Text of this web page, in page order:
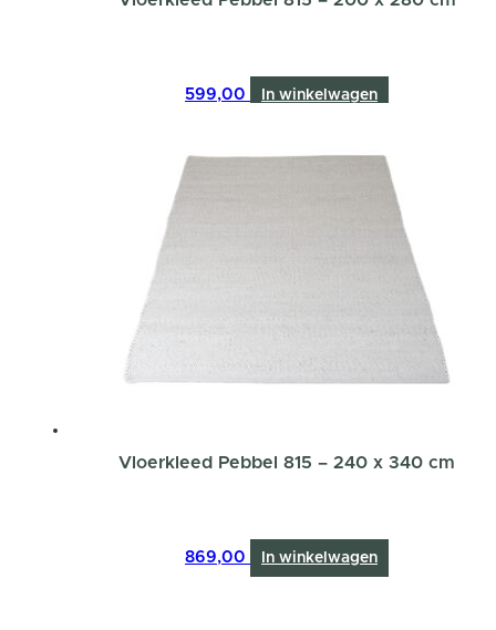
599,00 In winkelwagen
Vloerkleed Pebbel 815 – 240 x 340 cm
869,00 In winkelwagen